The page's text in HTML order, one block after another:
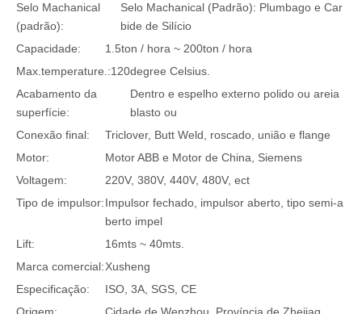
Selo Machanical
(padrão):
Selo Machanical (Padrão): Plumbago e Car
bide de Silício
Capacidade:
1.5ton / hora ~ 200ton / hora
Max.temperature.:120degree Celsius.
Acabamento da
superfície:
Dentro e espelho externo polido ou areia
blasto ou
Conexão final:
Triclover, Butt Weld, roscado, união e flange
Motor:
Motor ABB e Motor de China, Siemens
Voltagem:
220V, 380V, 440V, 480V, ect
Tipo de impulsor:Impulsor fechado, impulsor aberto, tipo semi-a
berto impel
Lift:
16mts ~ 40mts.
Marca comercial:Xusheng
Especificação:
ISO, 3A, SGS, CE